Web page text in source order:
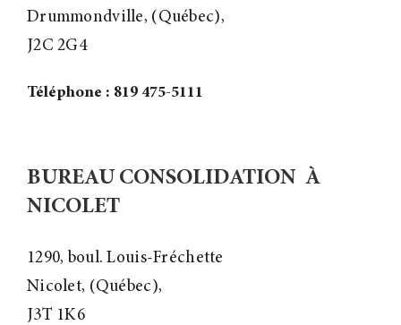
Drummondville, (Québec),
J2C 2G4
Téléphone : 819 475-5111
BUREAU CONSOLIDATION À
NICOLET
1290, boul. Louis-Fréchette
Nicolet, (Québec),
J3T 1K6